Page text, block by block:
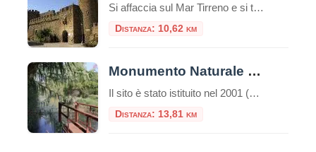
Si affaccia sul Mar Tirreno e si trova a 42 km di distanza da Roma. Da Cerveteri si accede alla Necropoli etrusca del Sorbo e alla Necropoli etrusca della Banditaccia, una delle necropoli più monumentali del Mar Mediterraneo, dichiarata nel 2004 dal
Distanza: 10,62 km
Monumento Naturale Mola della Corte – Settecannelle – Capodacqua
Il sito è stato istituito nel 2001 (D.P.R.L. 21 giugno 2001, n. 344) come area protetta di tipo “Monumento Naturale”, con la gestione affidata al Parco Naturale dei Monti Aurunci. Si estende su circa 4 ettari e conserva testimonianze del paesaggio naturale pre-bonifica nella piana di Fondi. Fin dal Seicento l’area è stata oggetto di contese […]
Distanza: 13,81 km